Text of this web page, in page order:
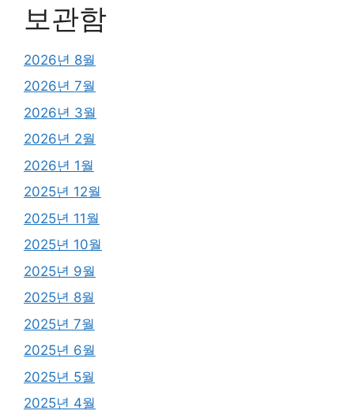
보관함
2026년 8월
2026년 7월
2026년 3월
2026년 2월
2026년 1월
2025년 12월
2025년 11월
2025년 10월
2025년 9월
2025년 8월
2025년 7월
2025년 6월
2025년 5월
2025년 4월